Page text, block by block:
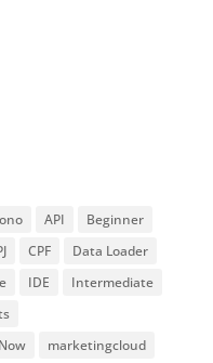
API
Beginner
CPF
Data Loader
IDE
Intermediate
marketingcloud